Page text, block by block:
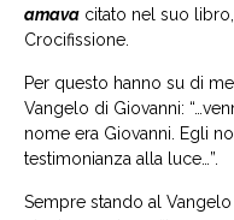
amava citato nel suo
Crocifissione.
Per questo hanno su di
Vangelo di Giovanni:
nome era Giovanni. Egli
testimonianza alla luce…”.
Sempre stando al